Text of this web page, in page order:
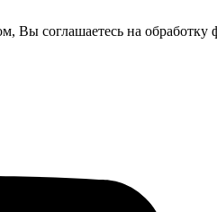
Вы соглашаетесь на